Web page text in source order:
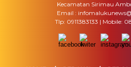
Kecamatan Sirimau
Email :
Tlp: 0911383133 | Mobile: